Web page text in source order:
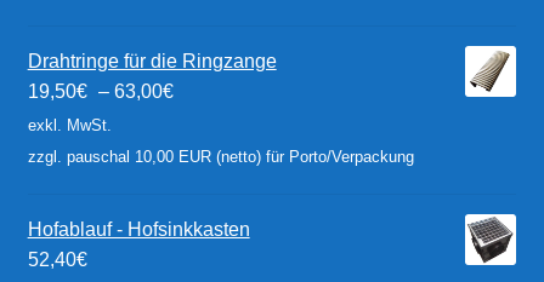
Drahtringe für die Ringzange
19,50€ – 63,00€
exkl. MwSt.
zzgl. pauschal 10,00 EUR (netto) für Porto/Verpackung
Hofablauf - Hofsinkkasten
52,40€